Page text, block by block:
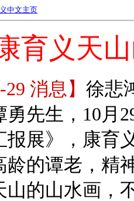
中文主页
育义天
消息】 徐悲
勇先生，10月
报展》，康育
龄的谭老，精
山的山水画，